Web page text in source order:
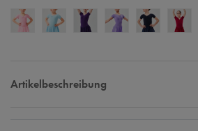
Artikelbeschreibung